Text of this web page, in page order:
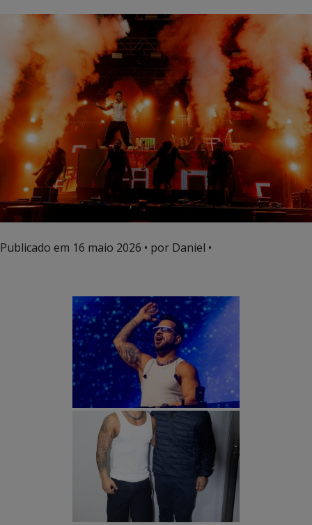
Publicado em 16 maio 2026 • por Daniel •